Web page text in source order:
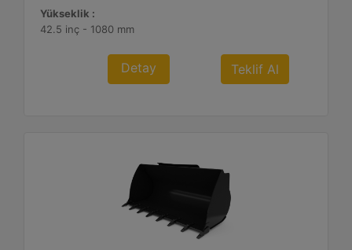
Yükseklik :
42.5 inç - 1080 mm
Detay Teklif Al